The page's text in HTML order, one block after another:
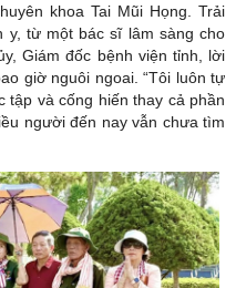
khoa Tai Mũi Họng. Trải
y, từ một bác sĩ lâm sàng cho
Giám đốc bệnh viện tỉnh, lời
giờ nguôi ngoai. “Tôi luôn tự
tập và cống hiến thay cả phần
người đến nay vẫn chưa tìm